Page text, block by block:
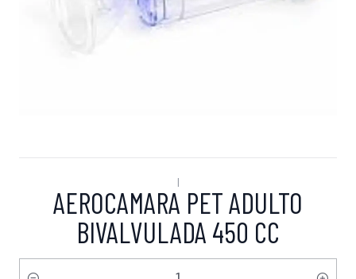
|
AEROCAMARA PET ADULTO
BIVALVULADA 450 CC